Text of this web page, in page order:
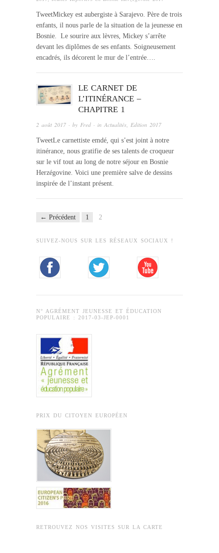
TweetMickey est aubergiste à Sarajevo. Père de trois
enfants, il nous parle de la situation de la jeunesse en
Bosnie. Le sourire aux lèvres, Mickey s’arrête
devant les diplômes de ses enfants. Soigneusement
encadrés, ils décorent le mur de l’entrée….
LE CARNET DE
L’ITINÉRANCE –
CHAPITRE 1
2 août 2017 · by Fred · in Actualités, Edition 2017
TweetLe carnettiste emdé, qui s’est joint à notre
itinérance, nous gratifie de ses talents de croqueur
sur le vif tout au long de notre séjour en Bosnie
Herzégovine. Voici une première salve de dessins
inspirée de l’instant présent.
← Précédent 1 2
SUIVEZ-NOUS SUR LES RÉSEAUX SOCIAUX !
N° AGRÉMENT JEUNESSE ET ÉDUCATION
POPULAIRE : 2017-03-JEP-0001
PRIX DU CITOYEN EUROPÉEN
RETROUVEZ NOS VISITES SUR LA CARTE